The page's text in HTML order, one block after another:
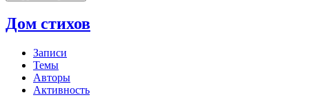
Дом стихов
Записи
Темы
Авторы
Активность